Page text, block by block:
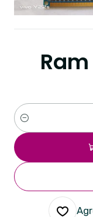
Cantidad